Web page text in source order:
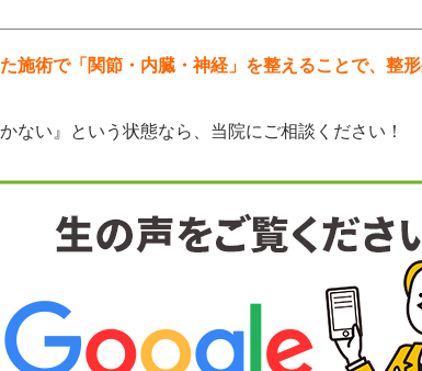
施術で「関節・内臓・神経」を整えることで、整
ない』という状態なら、当院にご相談ください！